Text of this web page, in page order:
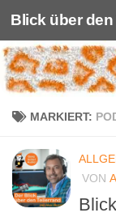
Unter dem
Blick über den
MARKIERT:
VON